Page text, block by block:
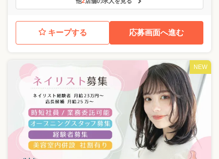
キープする 応募画面へ進む
NEW